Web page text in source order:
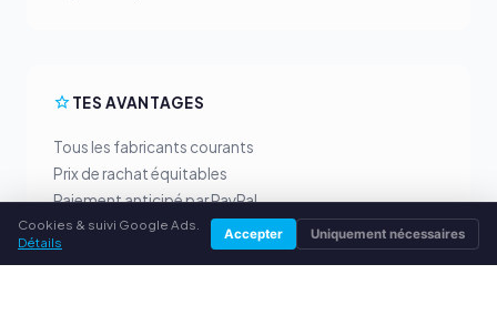
TES AVANTAGES
Tous les fabricants courants
Prix de rachat équitables
Paiement anticipé par PayPal
Conseil personnalisé
Cookies & suivi Google Ads.
Détails
Accepter Uniquement nécessaires